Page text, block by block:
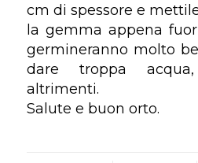
cm di spessore e
la gemma appena
germineranno molto
dare troppa
altrimenti.
Salute e buon orto.